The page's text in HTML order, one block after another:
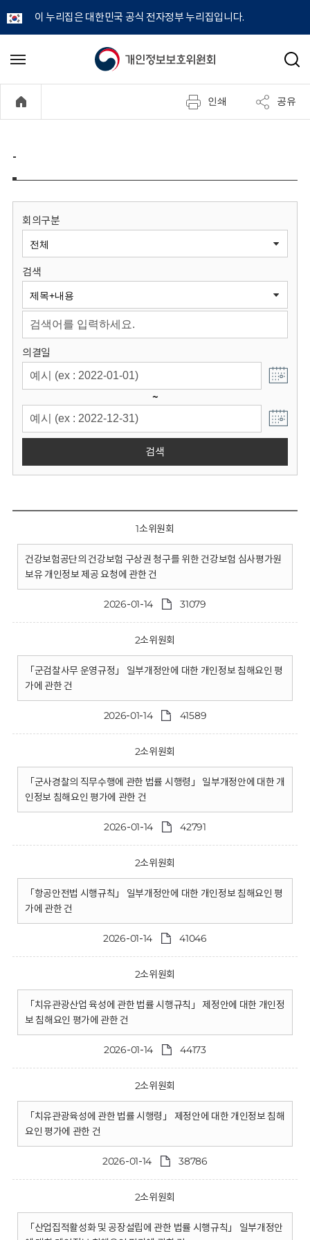
이 누리집은 대한민국 공식 전자정부 누리집입니다.
개
정
보
원
회
메
기
검
인쇄 공유
-
회의구분
검색
의결일
~
검색
1소위원회
건강보험공단의 건강보험 구상권 청구를 위한 건강보험 심사평가원
보유 개인정보 제공 요청에 관한 건
2026-01-14 31079
2소위원회
「군검찰사무 운영규정」 일부개정안에 대한 개인정보 침해요인 평
가에 관한 건
2026-01-14 41589
2소위원회
「군사경찰의 직무수행에 관한 법률 시행령」 일부개정안에 대한 개
인정보 침해요인 평가에 관한 건
2026-01-14 42791
2소위원회
「항공안전법 시행규칙」 일부개정안에 대한 개인정보 침해요인 평
가에 관한 건
2026-01-14 41046
2소위원회
「치유관광산업 육성에 관한 법률 시행규칙」 제정안에 대한 개인정
보 침해요인 평가에 관한 건
2026-01-14 44173
2소위원회
「치유관광육성에 관한 법률 시행령」 제정안에 대한 개인정보 침해
요인 평가에 관한 건
2026-01-14 38786
2소위원회
「산업집적활성화 및 공장설립에 관한 법률 시행규칙」 일부개정안